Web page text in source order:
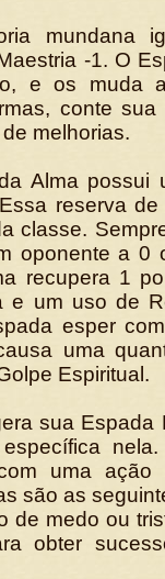
mundana
-1. O
e os muda
conte
melhorias.
Alma possui
reserva
classe.
oponente a 0
recupera 1
e um uso de
esper
uma
Espiritual.
sua Espada
uma ação
são as
de medo ou
obter